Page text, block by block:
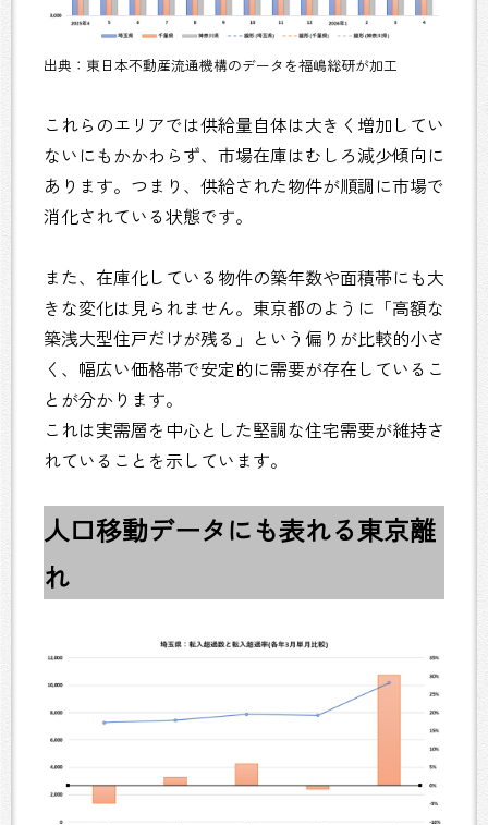
出典：東日本不動産流通機構のデータを福嶋総研が加工
これらのエリアでは供給量自体は大きく増加してい
ないにもかかわらず、市場在庫はむしろ減少傾向に
あります。つまり、供給された物件が順調に市場で
消化されている状態です。
また、在庫化している物件の築年数や面積帯にも大
きな変化は見られません。東京都のように「高額な
築浅大型住戸だけが残る」という偏りが比較的小さ
く、幅広い価格帯で安定的に需要が存在しているこ
とが分かります。
これは実需層を中心とした堅調な住宅需要が維持さ
れていることを示しています。
人口移動データにも表れる東京離
れ